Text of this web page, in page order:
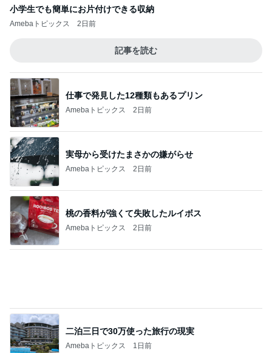
小学生でも簡単にお片付けできる収納
Amebaトピックス 2日前
記事を読む
仕事で発見した12種類もあるプリン
Amebaトピックス 2日前
実母から受けたまさかの嫌がらせ
Amebaトピックス 2日前
桃の香料が強くて失敗したルイボス
Amebaトピックス 2日前
二泊三日で30万使った旅行の現実
Amebaトピックス 1日前